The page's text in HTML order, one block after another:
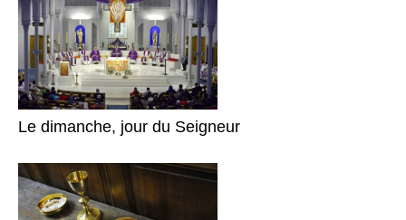
Le dimanche, jour du Seigneur